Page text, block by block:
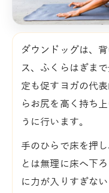
ダウンドッグは、
ス、ふくらはぎま
定も促すヨガの代
らお尻を高く持ち
うに行います。
手のひらで床を押
とは無理に床へ下
に力が入りすぎな